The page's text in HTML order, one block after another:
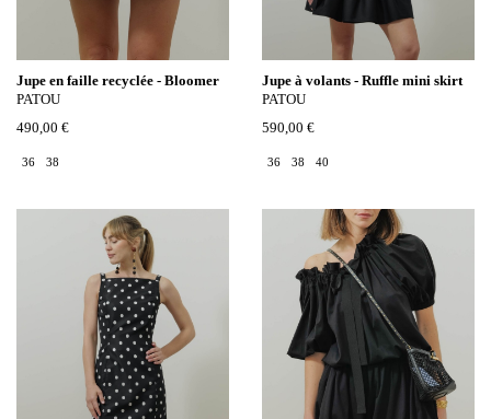
Jupe en faille recyclée - Bloomer
PATOU
490,00 €
36 38
Jupe à volants - Ruffle mini skirt
PATOU
590,00 €
36 38 40